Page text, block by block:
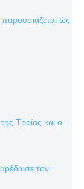
ὡς
Τροίας και ο
τον